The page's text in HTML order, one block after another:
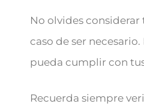
No olvides
caso de ser
pueda cumplir con
Recuerda siempre